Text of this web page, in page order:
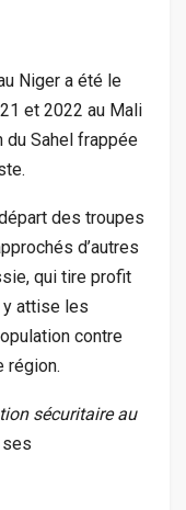
Niger a été le
et 2022 au Mali
du Sahel frappée
des troupes
d’autres
qui tire profit
y attise les
contre
région.
sécuritaire au
ses